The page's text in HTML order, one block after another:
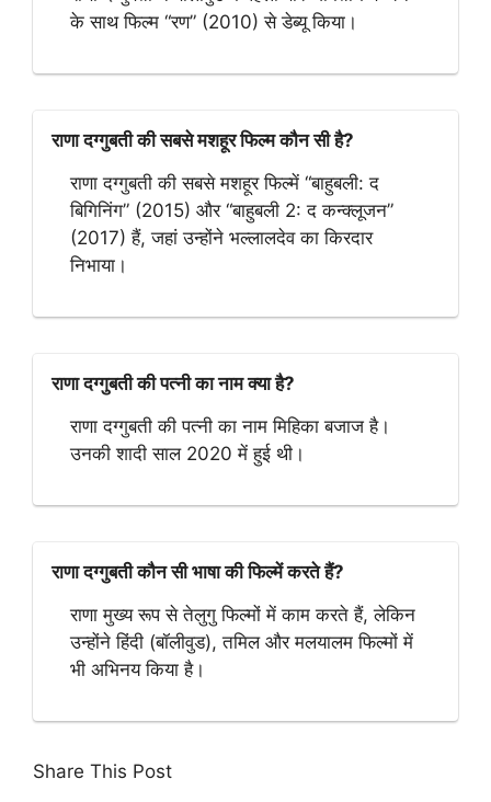
के साथ फिल्म “रण” (2010) से डेब्यू किया।
राणा दग्गुबती की सबसे मशहूर फिल्म कौन सी है?
राणा दग्गुबती की सबसे मशहूर फिल्में “बाहुबली: द
बिगिनिंग” (2015) और “बाहुबली 2: द कन्क्लूजन”
(2017) हैं, जहां उन्होंने भल्लालदेव का किरदार
निभाया।
राणा दग्गुबती की पत्नी का नाम क्या है?
राणा दग्गुबती की पत्नी का नाम मिहिका बजाज है।
उनकी शादी साल 2020 में हुई थी।
राणा दग्गुबती कौन सी भाषा की फिल्में करते हैं?
राणा मुख्य रूप से तेलुगु फिल्मों में काम करते हैं, लेकिन
उन्होंने हिंदी (बॉलीवुड), तमिल और मलयालम फिल्मों में
भी अभिनय किया है।
Share This Post